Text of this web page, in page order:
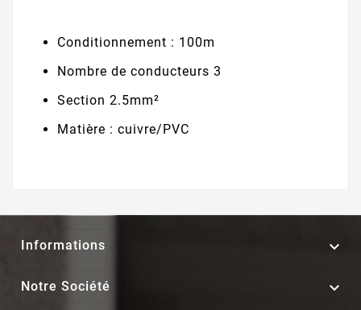
Conditionnement : 100m
Nombre de conducteurs 3
Section 2.5mm²
Matière : cuivre/PVC
Informations 
Notre Société 